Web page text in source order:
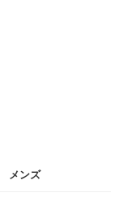
メンズ